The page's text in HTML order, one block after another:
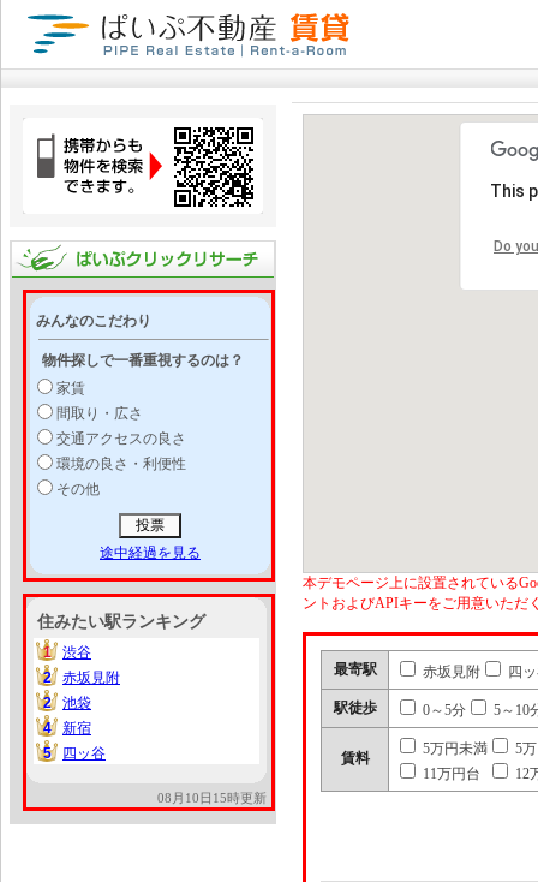
みんなのこだわり
物件探しで一番重視するのは？
家賃
間取り・広さ
交通アクセスの良さ
環境の良さ・利便性
その他
途中経過を見る
住みたい駅ランキング
1
1
渋谷
2
2
赤坂見附
2
2
池袋
4
4
新宿
5
5 四ッ谷
08月10日15時更新
This
Do
本デモページ上に設置されている
ントおよびAPIキーをご用意いただ
最寄駅 赤坂見附 四
駅徒歩 0～5分 5～10
賃料
5万円未満
5
11万円台
12